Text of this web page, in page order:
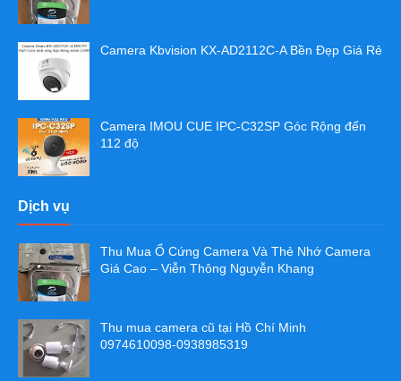
Camera Kbvision KX-AD2112C-A Bền Đẹp Giá Rẻ
Camera IMOU CUE IPC-C32SP Góc Rộng đến
112 độ
Dịch vụ
Thu Mua Ổ Cứng Camera Và Thẻ Nhớ Camera
Giá Cao – Viễn Thông Nguyễn Khang
Thu mua camera cũ tại Hồ Chí Minh
0974610098-0938985319